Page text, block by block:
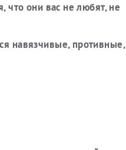
что они вас не любят, не
навязчивые, противные,